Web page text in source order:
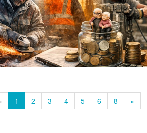
1 2 3 4 5 6 8 »